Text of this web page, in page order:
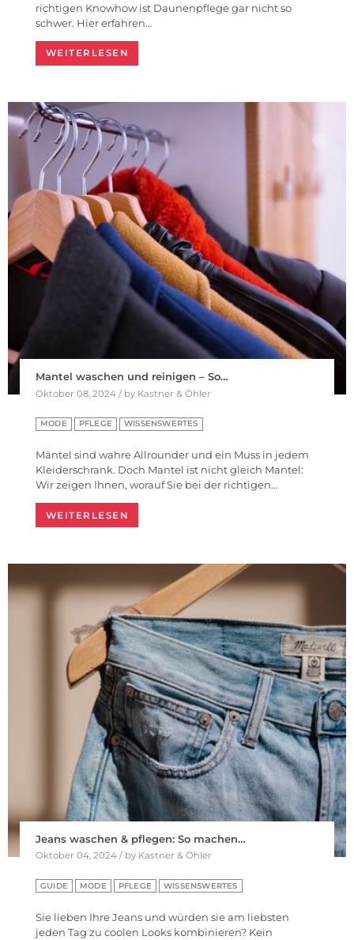
richtigen Knowhow ist Daunenpflege gar nicht so
schwer. Hier erfahren…
WEITERLESEN
Mantel waschen und reinigen – So…
Oktober 08, 2024 / by Kastner & Öhler
MODE PFLEGE WISSENSWERTES
Mäntel sind wahre Allrounder und ein Muss in jedem
Kleiderschrank. Doch Mantel ist nicht gleich Mantel:
Wir zeigen Ihnen, worauf Sie bei der richtigen…
WEITERLESEN
Jeans waschen & pflegen: So machen…
Oktober 04, 2024 / by Kastner & Öhler
GUIDE MODE PFLEGE WISSENSWERTES
Sie lieben Ihre Jeans und würden sie am liebsten
jeden Tag zu coolen Looks kombinieren? Kein